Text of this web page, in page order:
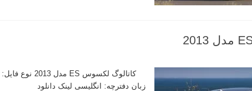
زبان دفترچه: انگلیسی لینک دانلود